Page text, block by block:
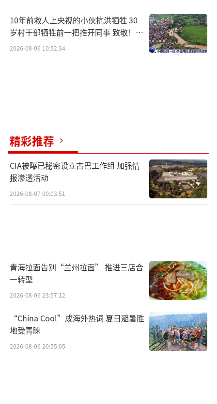
失业保险功能不断拓展，在预防失业方面发挥
了重要作用。经国务院同意，从2014年底起，
兼并重组、化解产能过剩、淘汰落后产能等产
所有符合条件的企业。
稳岗补贴主要用于职工生活补助、缴纳社
会保险费、转岗培训、技能提升培训等相关支
出。“稳岗补贴政策，是经济结构调整中稳定
(责编：杨茗涵（实习生）、乔雪峰)
10年前救人上央视的小伙抗洪牺牲 30
岁村干部牺牲前一把推开同事 致敬！送
别！
2026-08-06 10:52:34
精彩推荐
CIA被曝已秘密设立古巴工作组 加强情
报渗透活动
2026-08-07 00:03:51
青海拉面告别“兰州拉面” 推进三店合
一转型
2026-08-06 23:57:12
“China Cool”成海外热词 夏日避暑胜
地受青睐
2026-08-06 20:55:05